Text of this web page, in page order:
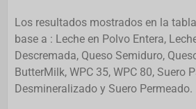
Los resultados mostrados en la
base a : Leche en Polvo Entera,
Descremada, Queso Semiduro,
ButterMilk, WPC 35, WPC 80, Suero
Desmineralizado y Suero Permeado.